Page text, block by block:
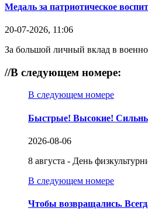
Медаль за патриотическое
20-07-2026, 11:06
За большой личный вклад в
//В следующем номере:
В следующем номере
Быстрые! Высокие!
2026-08-06
8 августа - День
В следующем номере
Чтобы возвращались.